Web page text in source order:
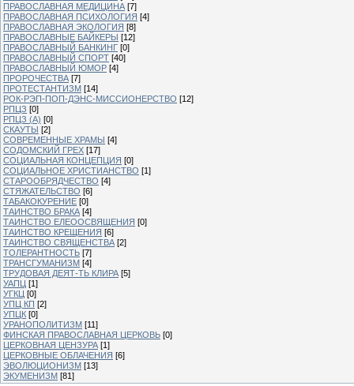
ПРАВОСЛАВНАЯ МЕДИЦИНА [7]
ПРАВОСЛАВНАЯ ПСИХОЛОГИЯ [4]
ПРАВОСЛАВНАЯ ЭКОЛОГИЯ [8]
ПРАВОСЛАВНЫЕ БАЙКЕРЫ [12]
ПРАВОСЛАВНЫЙ БАНКИНГ [0]
ПРАВОСЛАВНЫЙ СПОРТ [40]
ПРАВОСЛАВНЫЙ ЮМОР [4]
ПРОРОЧЕСТВА [7]
ПРОТЕСТАНТИЗМ [14]
РОК-РЭП-ПОП-ДЭНС-МИССИОНЕРСТВО [12]
РПЦЗ [0]
РПЦЗ (А) [0]
СКАУТЫ [2]
СОВРЕМЕННЫЕ ХРАМЫ [4]
СОДОМСКИЙ ГРЕХ [17]
СОЦИАЛЬНАЯ КОНЦЕПЦИЯ [0]
СОЦИАЛЬНОЕ ХРИСТИАНСТВО [1]
СТАРООБРЯДЧЕСТВО [4]
СТЯЖАТЕЛЬСТВО [6]
ТАБАКОКУРЕНИЕ [0]
ТАИНСТВО БРАКА [4]
ТАИНСТВО ЕЛЕООСВЯЩЕНИЯ [0]
ТАИНСТВО КРЕЩЕНИЯ [6]
ТАИНСТВО СВЯЩЕНСТВА [2]
ТОЛЕРАНТНОСТЬ [7]
ТРАНСГУМАНИЗМ [4]
ТРУДОВАЯ ДЕЯТ-ТЬ КЛИРА [5]
УАПЦ [1]
УГКЦ [0]
УПЦ КП [2]
УПЦК [0]
УРАНОПОЛИТИЗМ [11]
ФИНСКАЯ ПРАВОСЛАВНАЯ ЦЕРКОВЬ [0]
ЦЕРКОВНАЯ ЦЕНЗУРА [1]
ЦЕРКОВНЫЕ ОБЛАЧЕНИЯ [6]
ЭВОЛЮЦИОНИЗМ [13]
ЭКУМЕНИЗМ [81]